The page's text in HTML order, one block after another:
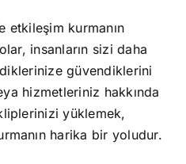
etkileşim kurmanın
insanların sizi daha
güvendiklerini
hizmetleriniz hakkında
yüklemek,
harika bir yoludur.